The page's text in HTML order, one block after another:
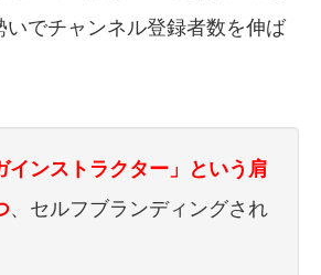
いでチャンネル登録者数を伸ば
インストラクター」という肩
、セルフブランディングされ